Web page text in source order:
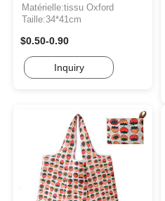
Matérielle:tissu Oxford
Taille:34*41cm
$0.50-0.90
Inquiry